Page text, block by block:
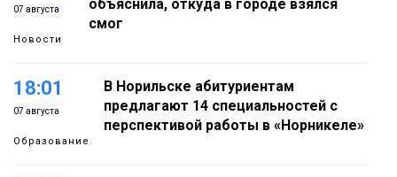
07 августа
Новости
объяснила, откуда в городе взялся
смог
18:01
07 августа
Образование
В Норильске абитуриентам
предлагают 14 специальностей с
перспективой работы в «Норникеле»